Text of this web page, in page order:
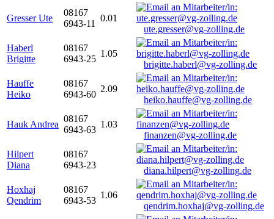
Gresser Ute
08167
6943-11
0.01
ute.gresser@vg-zolling.de
Haberl
Brigitte
08167
6943-25
1.05
brigitte.haberl@vg-zolling.de
Hauffe
Heiko
08167
6943-60
2.09
heiko.hauffe@vg-zolling.de
Hauk Andrea
08167
6943-63
1.03
finanzen@vg-zolling.de
Hilpert
Diana
08167
6943-23
diana.hilpert@vg-zolling.de
Hoxhaj
Qendrim
08167
6943-53
1.06
qendrim.hoxhaj@vg-zolling.de